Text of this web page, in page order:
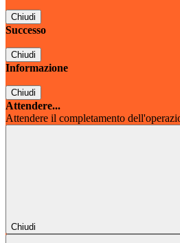
Chiudi
Successo
Chiudi
Informazione
Chiudi
Attendere...
Attendere il completamento
Chiudi